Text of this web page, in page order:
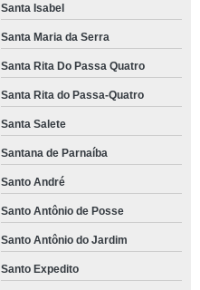
Santa Isabel
Santa Maria da Serra
Santa Rita Do Passa Quatro
Santa Rita do Passa-Quatro
Santa Salete
Santana de Parnaíba
Santo André
Santo Antônio de Posse
Santo Antônio do Jardim
Santo Expedito